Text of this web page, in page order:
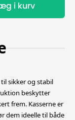
i kurv
sikker og stabil
beskytter
frem. Kasserne er
dem ideelle til både